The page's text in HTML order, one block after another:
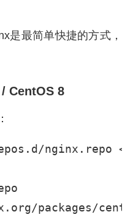
是最简单快捷的方式，
CentOS 8
nginx.repo
packages/